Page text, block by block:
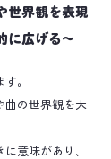
世界観を表現
に広げる〜
。
曲の世界観を大
意味があり、